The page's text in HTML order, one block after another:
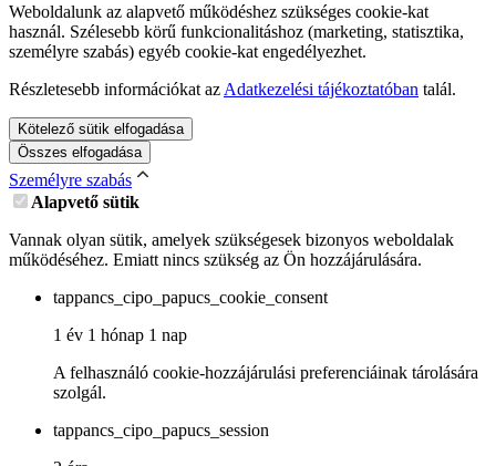
Weboldalunk az alapvető működéshez szükséges cookie-kat
használ. Szélesebb körű funkcionalitáshoz (marketing, statisztika,
személyre szabás) egyéb cookie-kat engedélyezhet.
Részletesebb információkat az Adatkezelési tájékoztatóban talál.
Kötelező sütik elfogadása
Összes elfogadása
Személyre szabás
Alapvető sütik
Vannak olyan sütik, amelyek szükségesek bizonyos weboldalak
működéséhez. Emiatt nincs szükség az Ön hozzájárulására.
tappancs_cipo_papucs_cookie_consent
1 év 1 hónap 1 nap
A felhasználó cookie-hozzájárulási preferenciáinak tárolására
szolgál.
tappancs_cipo_papucs_session